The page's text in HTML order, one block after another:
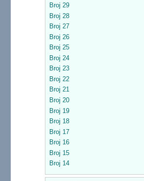
Broj 29
Broj 28
Broj 27
Broj 26
Broj 25
Broj 24
Broj 23
Broj 22
Broj 21
Broj 20
Broj 19
Broj 18
Broj 17
Broj 16
Broj 15
Broj 14